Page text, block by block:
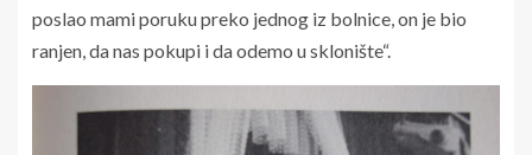
poslao mami poruku preko jednog iz bolnice, on je bio
ranjen, da nas pokupi i da odemo u sklonište“.